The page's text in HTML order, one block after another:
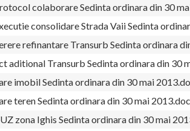
colaborare Sedinta ordinara din 30
consolidare Strada Vaii Sedinta
refinantare Transurb Sedinta ordinara
aditional Transurb Sedinta ordinara din 30
imobil Sedinta ordinara din 30 mai
teren Sedinta ordinara din 30 mai 2013.doc
zona Ighis Sedinta ordinara din 30 mai